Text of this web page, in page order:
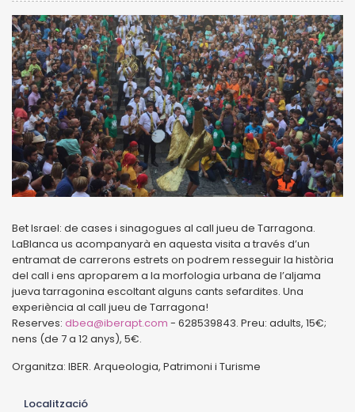
Bet Israel: de cases i sinagogues al call jueu de Tarragona.
LaBlanca us acompanyarà en aquesta visita a través d’un
entramat de carrerons estrets on podrem resseguir la història
del call i ens aproparem a la morfologia urbana de l’aljama
jueva tarragonina escoltant alguns cants sefardites. Una
experiència al call jueu de Tarragona!
Reserves: dbea@iberapt.com - 628539843. Preu: adults, 15€;
nens (de 7 a 12 anys), 5€.
Organitza: IBER. Arqueologia, Patrimoni i Turisme
Localització